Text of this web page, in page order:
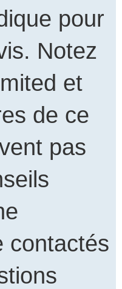
pour
Notez
et
de ce
pas
contactés